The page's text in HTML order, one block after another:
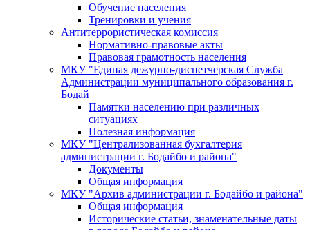
Обучение населения
Тренировки и учения
Антитеррористическая комиссия
Нормативно-правовые акты
Правовая грамотность населения
МКУ "Единая дежурно-диспетчерская Служба
Администрации муниципального образования г.
Бодай
Памятки населению при различных
ситуациях
Полезная информация
МКУ "Централизованная бухгалтерия
администрации г. Бодайбо и района"
Документы
Общая информация
МКУ "Архив администрации г. Бодайбо и района"
Общая информация
Исторические статьи, знаменательные даты